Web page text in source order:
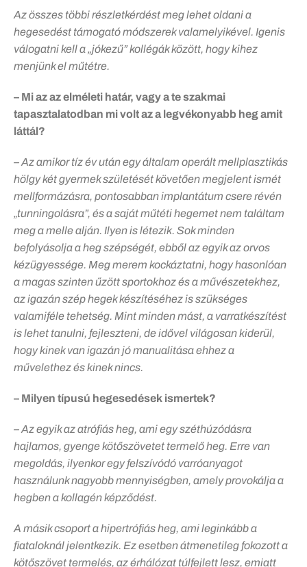
Az összes többi részletkérdést meg lehet oldani a
hegesedést támogató módszerek valamelyikével. Igenis
válogatni kell a „jókezű” kollégák között, hogy kihez
menjünk el műtétre.
– Mi az az elméleti határ, vagy a te szakmai
tapasztalatodban mi volt az a legvékonyabb heg amit
láttál?
– Az amikor tíz év után egy általam operált mellplasztikás
hölgy két gyermek születését követően megjelent ismét
mellformázásra, pontosabban implantátum csere révén
„tunningolásra”, és a saját műtéti hegemet nem találtam
meg a melle alján. Ilyen is létezik. Sok minden
befolyásolja a heg szépségét, ebből az egyik az orvos
kézügyessége. Meg merem kockáztatni, hogy hasonlóan
a magas szinten űzött sportokhoz és a művészetekhez,
az igazán szép hegek készítéséhez is szükséges
valamiféle tehetség. Mint minden mást, a varratkészítést
is lehet tanulni, fejleszteni, de idővel világosan kiderül,
hogy kinek van igazán jó manualitása ehhez a
művelethez és kinek nincs.
– Milyen típusú hegesedések ismertek?
– Az egyik az atrófiás heg, ami egy széthúzódásra
hajlamos, gyenge kötőszövetet termelő heg. Erre van
megoldás, ilyenkor egy felszívódó varróanyagot
használunk nagyobb mennyiségben, amely provokálja a
hegben a kollagén képződést.
A másik csoport a hipertrófiás heg, ami leginkább a
fiataloknál jelentkezik. Ez esetben átmenetileg fokozott a
kötőszövet termelés, az érhálózat túlfejlett lesz, emiatt